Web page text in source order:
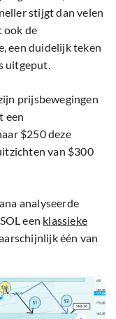
stijgt dan velen
ook de
een duidelijk teken
uitgeput.
prijsbewegingen
een
$250 deze
van $300
analyseerde
een klassieke
één van